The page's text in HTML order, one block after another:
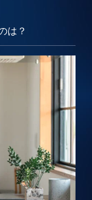
は？